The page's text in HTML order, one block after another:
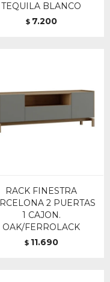
TEQUILA BLANCO
$ 7.200
RACK FINESTRA
2 PUERTAS
1 CAJON.
OAK/FERROLACK
$ 11.690